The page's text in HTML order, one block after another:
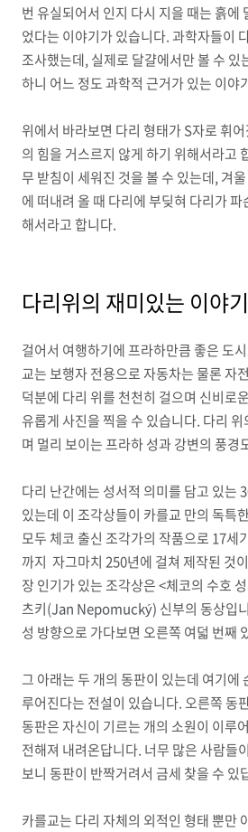
번 유실되어서 인지 다시 지을 때는 흙에
었다는 이야기가 있습니다. 과학자들이
조사했는데, 실제로 달걀에서만 볼 수 있
하니 어느 정도 과학적 근거가 있는 이야
위에서 바라보면 다리 형태가 S자로 휘
의 힘을 거스르지 않게 하기 위해서라고
무 받침이 세워진 것을 볼 수 있는데, 겨
에 떠내려 올 때 다리에 부딪혀 다리가
해서라고 합니다.
다리위의 재미있는 이야기
걸어서 여행하기에 프라하만큼 좋은 도
교는 보행자 전용으로 자동차는 물론 자
덕분에 다리 위를 천천히 걸으며 신비로
유롭게 사진을 찍을 수 있습니다. 다리
며 멀리 보이는 프라하 성과 강변의 풍경
다리 난간에는 성서적 의미를 담고 있는
있는데 이 조각상들이 카를교 만의 독특
모두 체코 출신 조각가의 작품으로 17세
까지 자그마치 250년에 걸쳐 제작된 것
장 인기가 있는 조각상은 <체코의 수호
츠키(Jan Nepomucký) 신부의 동상입
성 방향으로 가다보면 오른쪽 여덟 번째
그 아래는 두 개의 동판이 있는데 여기에
루어진다는 전설이 있습니다. 오른쪽 동
동판은 자신이 기르는 개의 소원이 이루
전해져 내려온답니다. 너무 많은 사람들
보니 동판이 반짝거려서 금세 찾을 수 있
카를교는 다리 자체의 외적인 형태 뿐만